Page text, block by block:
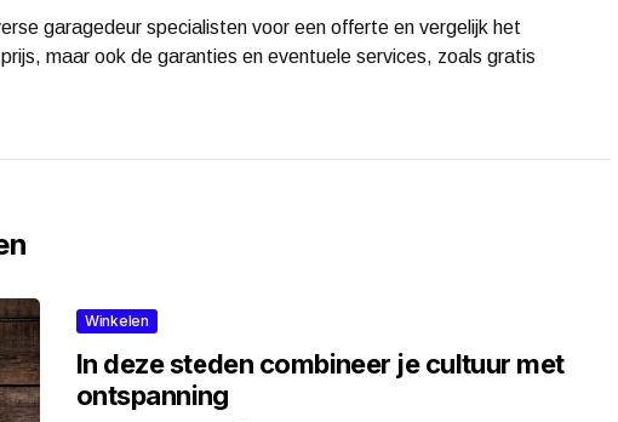
garagedeur specialisten voor een offerte en vergelijk het
maar ook de garanties en eventuele services, zoals gratis
Winkelen
In deze steden combineer je cultuur met
ontspanning